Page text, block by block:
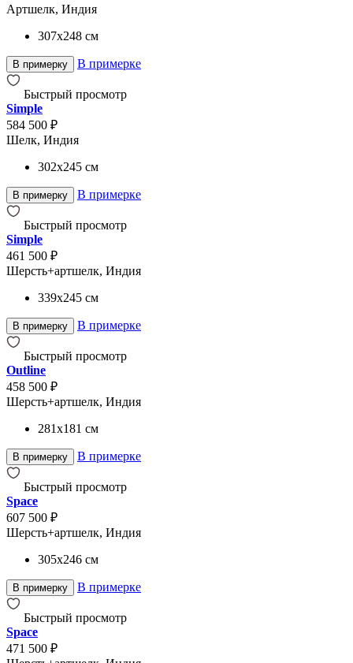
Артшелк, Индия
307x248 см
В примерку В примерке
Быстрый просмотр
Simple
584 500 ₽
Шелк, Индия
302x245 см
В примерку В примерке
Быстрый просмотр
Simple
461 500 ₽
Шерсть+артшелк, Индия
339x245 см
В примерку В примерке
Быстрый просмотр
Outline
458 500 ₽
Шерсть+артшелк, Индия
281x181 см
В примерку В примерке
Быстрый просмотр
Space
607 500 ₽
Шерсть+артшелк, Индия
305x246 см
В примерку В примерке
Быстрый просмотр
Space
471 500 ₽